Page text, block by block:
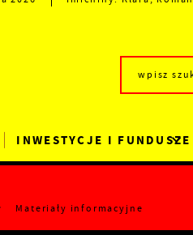
INWESTYCJE I FUNDUSZE
Materiały informacyjne